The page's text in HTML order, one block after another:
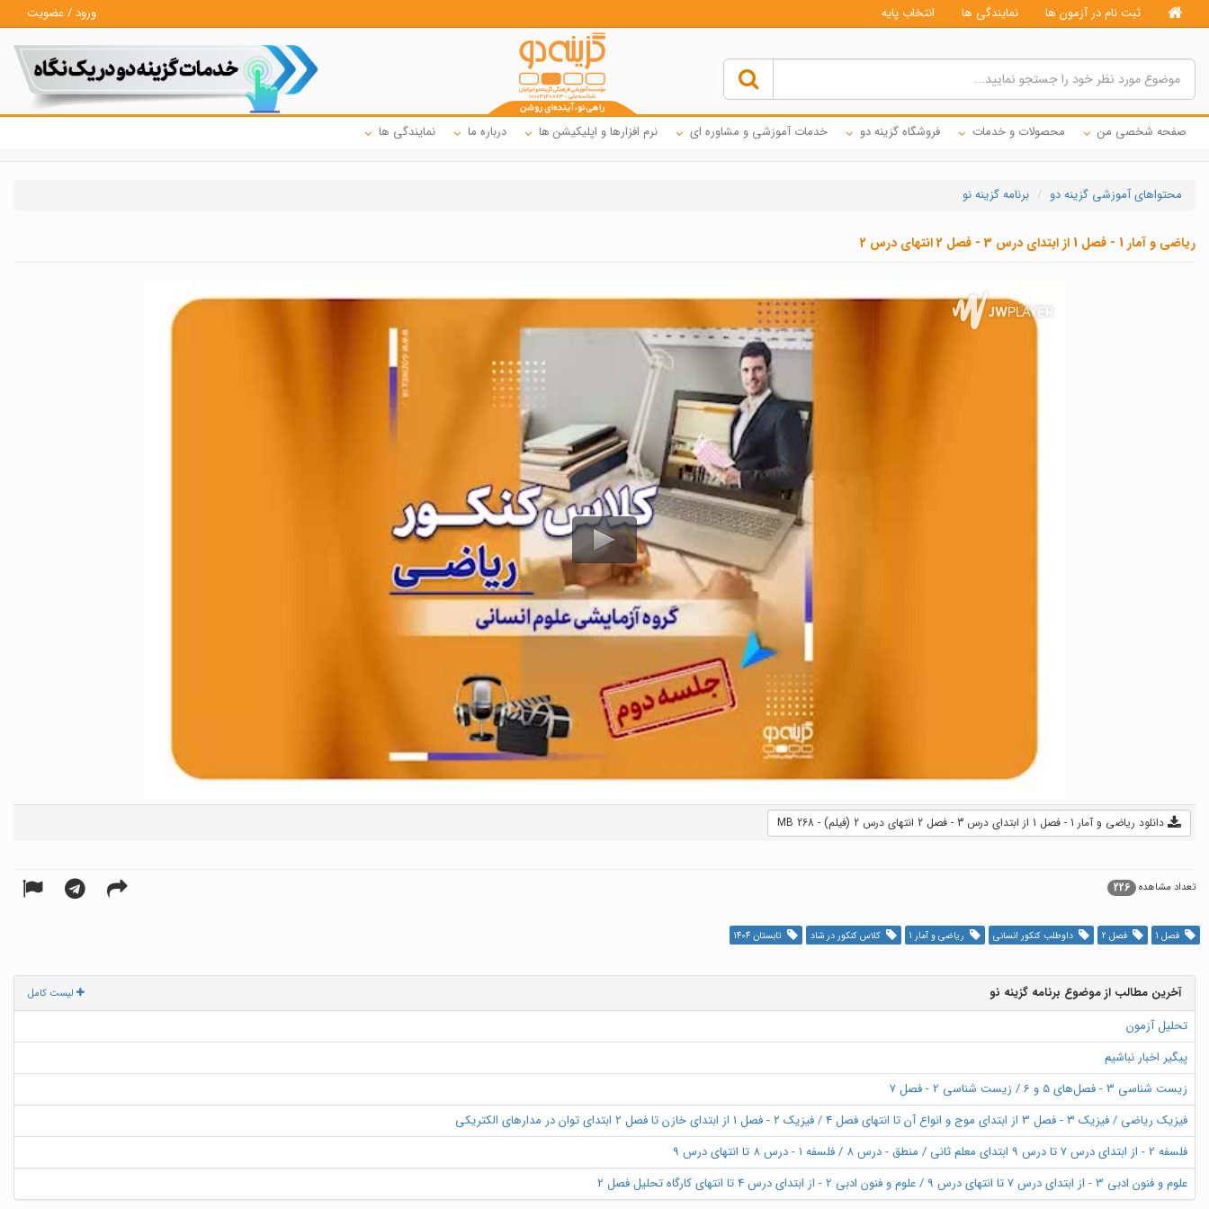
ثبت نام در آزمون ها نمایندگی ها انتخاب پایه ورود / عضویت
صفحه شخصی من محصولات و خدمات فروشگاه گزینه دو خدمات آموزشی و مشاوره ای نرم افزارها و اپلیکیشن ها درباره ما نمایندگی ها
محتواهای آموزشی گزینه دو برنامه گزینه نو
ریاضی و آمار 1 - فصل 1 از ابتدای درس 3 - فصل 2 انتهای درس 2
دانلود ریاضی و آمار 1 - فصل 1 از ابتدای درس 3 - فصل 2 انتهای درس 2 (فیلم) - 268 MB
تعداد مشاهده 226
فصل 1 فصل 2 داوطلب کنکور انسانی ریاضی و آمار 1 کلاس کنکور در شاد تابستان 1404
لیست کامل
آخرین مطالب از موضوع برنامه گزینه نو
تحلیل آزمون
پیگیر اخبار نباشیم
زیست شناسی 3 - فصل‌های 5 و 6 / زیست شناسی 2 - فصل 7
فیزیک ریاضی / فیزیک 3 - فصل 3 از ابتدای موج و انواع آن تا انتهای فصل 4 / فیزیک 2 - فصل 1 از ابتدای خازن تا فصل 2 ابتدای توان در مدارهای الکتریکی
فلسفه 2 - از ابتدای درس 7 تا درس 9 ابتدای معلم ثانی / منطق - درس 8 / فلسفه 1 - درس 8 تا انتهای درس 9
علوم و فنون ادبی 3 - از ابتدای درس 7 تا انتهای درس 9 / علوم و فنون ادبی 2 - از ابتدای درس 4 تا انتهای کارگاه تحلیل فصل 2